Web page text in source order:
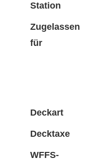
Station
Zugelassen
für
Deckart
Decktaxe
WFFS-